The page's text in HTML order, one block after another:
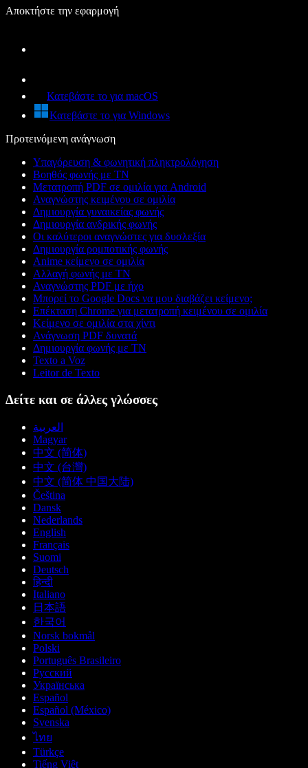
Αποκτήστε την εφαρμογή
Κατεβάστε το για macOS
Κατεβάστε το για Windows
Προτεινόμενη ανάγνωση
Υπαγόρευση & φωνητική πληκτρολόγηση
Βοηθός φωνής με ΤΝ
Μετατροπή PDF σε ομιλία για Android
Αναγνώστης κειμένου σε ομιλία
Δημιουργία γυναικείας φωνής
Δημιουργία ανδρικής φωνής
Οι καλύτεροι αναγνώστες για δυσλεξία
Δημιουργία ρομποτικής φωνής
Anime κείμενο σε ομιλία
Αλλαγή φωνής με ΤΝ
Αναγνώστης PDF με ήχο
Μπορεί το Google Docs να μου διαβάζει κείμενο;
Επέκταση Chrome για μετατροπή κειμένου σε ομιλία
Κείμενο σε ομιλία στα χίντι
Ανάγνωση PDF δυνατά
Δημιουργία φωνής με ΤΝ
Texto a Voz
Leitor de Texto
Δείτε και σε άλλες γλώσσες
العربية
Magyar
中文 (简体)
中文 (台灣)
中文 (简体 中国大陆)
Čeština
Dansk
Nederlands
English
Français
Suomi
Deutsch
हिन्दी
Italiano
日本語
한국어
Norsk bokmål
Polski
Português Brasileiro
Русский
Українська
Español
Español (México)
Svenska
ไทย
Türkçe
Tiếng Việt